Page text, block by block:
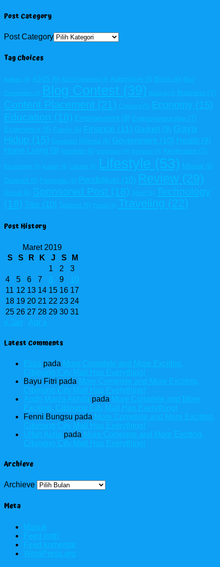
Post Category
Post Category
Tag Choices
Aplikasi (4) ASUS (6) ASUS Indonesia (4) Automotive (6) Bisnis (6) Blog
Competition (4) Blog Contest (39) Budaya (4) Business (7)
Content Placement (21) Culinary (5) Economy (15)
Education (18) Entertainment (8) Entrepreneurship (7)
Experience (8) Family (6) Finance (11) Gadget (9) Gaya
Hidup (15) Generasi Milenial (6) Government (10) Health (9)
Home Living (9) Inspirasi (6) Inspiration (4) Investasi (4) Kesehatan (7)
Keuangan (5) Kuliner (4) Laptop (5) Lifestyle (53) Milenial (6)
Otomotif
(6) Pariwisata (5) Pendidikan (10) Review (29)
Social (6) Sponsored Post (18) Sport (5) Technology
(18) Tips (10) Tourism (6) Travel (4) Traveling (22)
Post History
Maret 2019
S
S R K J S
M
1
2
3
4
5 6 7 8 9
10
11 12 13 14 15 16 17
18 19 20 21 22 23 24
25 26 27 28 29 30 31
« Jan
Apr »
Latest Comments
Elisa pada More Complete and More Exciting,
Cibinong City Mall Has Everything!
Bayu Fitri pada More Complete and More Exciting,
Cibinong City Mall Has Everything!
Andri Marza Akhda pada More Complete and More
Exciting, Cibinong City Mall Has Everything!
Fenni Bungsu pada More Complete and More Exciting,
Cibinong City Mall Has Everything!
Ulfah Aulia pada More Complete and More Exciting,
Cibinong City Mall Has Everything!
Archieve
Archieve
Meta
Masuk
Feed entri
Feed komentar
WordPress.org